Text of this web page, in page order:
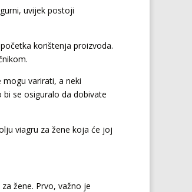
uvijek postoji
korištenja proizvoda.
varirati, a neki
se osiguralo da dobivate
viagru za žene koja će joj
žene. Prvo, važno je